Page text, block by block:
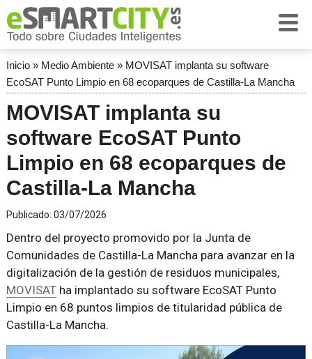
Inicio» Medio Ambiente» MOVISAT implanta su software
EcoSAT Punto Limpio en 68 ecoparques de Castilla-La Mancha
MOVISAT implanta su
software EcoSAT Punto
Limpio en 68 ecoparques de
Castilla-La Mancha
Publicado: 03/07/2026
Dentro del proyecto promovido por la Junta de
Comunidades de Castilla-La Mancha para avanzar en la
digitalización de la gestión de residuos municipales,
MOVISATha implantado su software EcoSAT Punto
Limpio en 68 puntos limpios de titularidad pública de
Castilla-La Mancha.